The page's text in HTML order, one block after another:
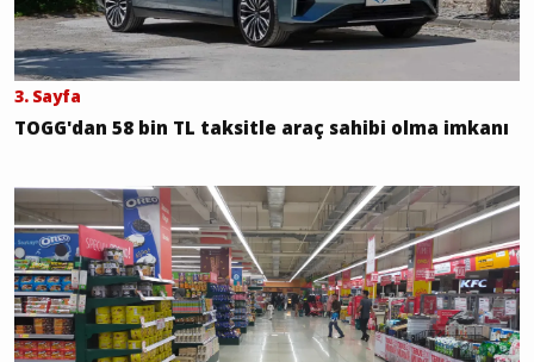
3. Sayfa
TOGG'dan 58 bin TL taksitle araç sahibi olma imkanı